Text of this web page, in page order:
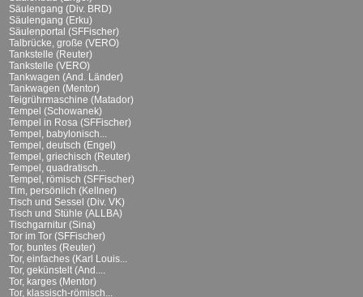
Säulengang (Div. BRD)
Säulengang (Erku)
Säulenportal (SFFischer)
Talbrücke, große (VERO)
Tankstelle (Reuter)
Tankstelle (VERO)
Tankwagen (And. Länder)
Tankwagen (Mentor)
Teigrührmaschine (Matador)
Tempel (Schowanek)
Tempel in Rosa (SFFischer)
Tempel, babylonisch...
Tempel, deutsch (Engel)
Tempel, griechisch (Reuter)
Tempel, quadratisch...
Tempel, römisch (SFFischer)
Tim, persönlich (Kellner)
Tisch und Sessel (Div. VK)
Tisch und Stühle (ALLBA)
Tischgarnitur (Sina)
Tor im Tor (SFFischer)
Tor, buntes (Reuter)
Tor, einfaches (Karl Louis...
Tor, gekünstelt (And....
Tor, karges (Mentor)
Tor, klassisch-römisch...